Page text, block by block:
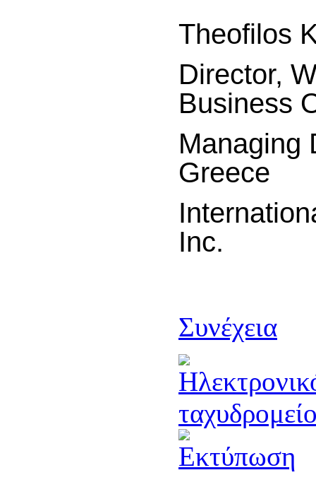
Theofilos
Director,
Business
Managing
Greece
Inc.
Συνέχεια